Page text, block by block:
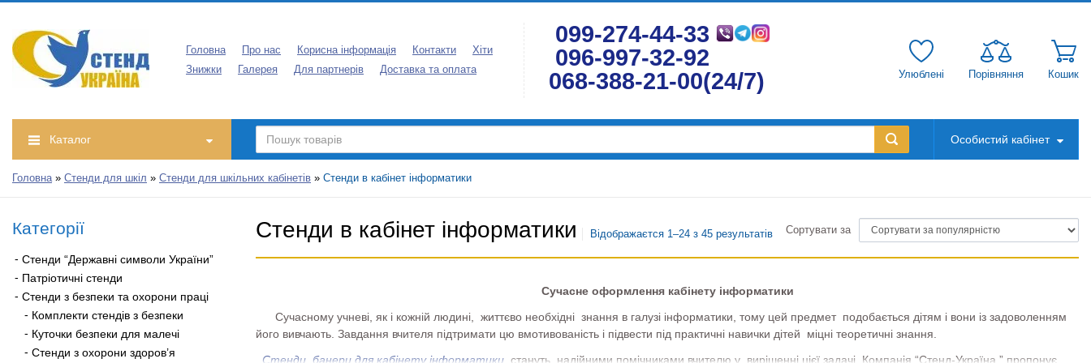
Головна Про нас Корисна інформація Контакти
Хіти
Знижки
Галерея Для партнерів Доставка та оплата
099-274-44-33
096-997-32-92
068-388-21-00(24/7)
Улюблені Порівняння Кошик
Каталог Особистий кабінет
Головна » Стенди для шкіл » Стенди для шкільних кабінетів » Стенди в кабінет інформатики
Категорії
Стенди “Державні символи України”
Патріотичні стенди
Стенди з безпеки та охорони праці
Комплекти стендів з безпеки
Куточки безпеки для малечі
Стенди з охорони здоров’я
Стенди в кабінет інформатики Відображаєтся 1–24 з 45 результатів Сортувати за
Сучасне оформлення кабінету інформатики
Сучасному учневі, як і кожній людині, життєво необхідні знання в галузі інформатики, тому цей предмет подобається дітям і вони із задоволенням
його вивчають. Завдання вчителя підтримати цю вмотивованість і підвести під практичні навички дітей міцні теоретичні знання.
Стенди, банери для кабінету інформатики стануть надійними помічниками вчителю у вирішенні цієї задачі. Компанія “Стенд-Україна ” пропонує